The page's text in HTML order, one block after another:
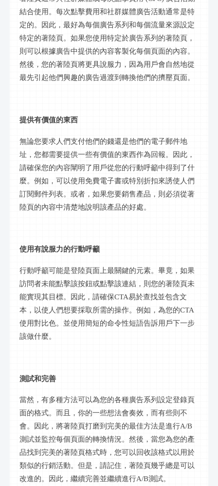
結合使用。每次點擊費用和社群媒體廣告活動通常是特
定的。因此，最好為每個廣告系列和每個流量來源設定
特定的著陸頁。如果您使用特定於廣告系列的著陸頁，
則可以根據廣告中提供的內容客製化每個頁面的內容。
然後，您的著陸頁將更具說服力，因為用戶會自然地從
最先引起他們興趣的廣告過渡到轉換他們的擠壓頁面。
提供有價值的東西
無論您要求人們支付他們的錢還是他們的電子郵件地
址，您都需要提供一些有價值的東西作為回報。因此，
請確保您的內容闡明了用戶從您的行動呼籲中得到了什
麼。例如，可以使用免費電子書或特別折扣來誘使人們
訂閱郵件列表。或者，如果您要銷售產品，則必須從著
陸頁的內容中清楚地說明該產品的好處。
使用有說服力的行動呼籲
行動呼籲可能是登陸頁面上最關鍵的元素。畢竟，如果
訪問者未能點擊該按鈕或點擊該連結，則您的著陸頁未
能實現其目標。因此，請確保CTA易於查找並包含文
本，以使人們想要採取所需的操作。例如，為您的CTA
使用對比色。並使用簡短的命令性短語告訴用戶下一步
該做什麼。
測試和完善
當然，有多種方法可以為您的各種廣告系列設定登錄頁
面的格式。而且，你的一些想法會奏效，而有些則不
會。因此，將著陸頁打磨到完美的最佳方法是進行A/B
測試並監控每個頁面的轉換情況。然後，當您為您的產
品找到完美的著陸頁格式時，您可以回收該格式以用於
類似的行銷活動。但是，請記住，著陸頁幾乎總是可以
改進的。因此，繼續完善並繼續進行A/B測試。